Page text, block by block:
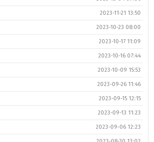
2023-11-21 13:50
2023-10-23 08:00
2023-10-17 11:09
2023-10-16 07:44
2023-10-09 15:53
2023-09-26 11:46
2023-09-15 12:15
2023-09-13 11:23
2023-09-06 12:23